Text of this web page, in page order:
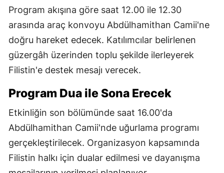
Program akışına göre saat 12.00 ile 12.30
arasında araç konvoyu Abdülhamithan Camii'ne
doğru hareket edecek. Katılımcılar belirlenen
güzergâh üzerinden toplu şekilde ilerleyerek
Filistin'e destek mesajı verecek.
Program Dua ile Sona Erecek
Etkinliğin son bölümünde saat 16.00'da
Abdülhamithan Camii'nde uğurlama programı
gerçekleştirilecek. Organizasyon kapsamında
Filistin halkı için dualar edilmesi ve dayanışma